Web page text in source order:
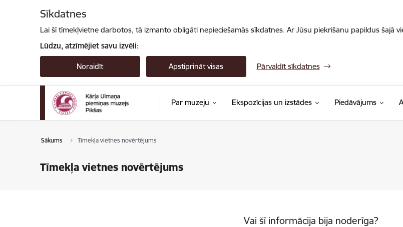
Sīkdatnes
Lai šī tīmekļvietne darbotos, tā izmanto obligāti nepieciešamās sīkdatnes. Ar Jūsu piekrišanu papildus šajā
Lūdzu, atzīmējiet savu izvēli:
Noraidīt Apstiprināt visas Pārvaldīt sīkdatnes
Par muzeju Ekspozīcijas un izstādes Piedāvājums
Sākums Tīmekļa vietnes novērtējums
Tīmekļa vietnes novērtējums
Vai šī informācija bija noderīga?